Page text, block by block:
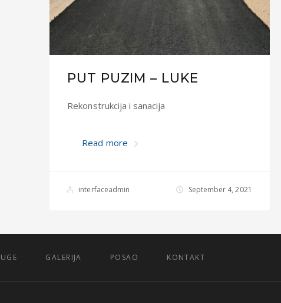
PUT PUZIM – LUKE
Rekonstrukcija i sanacija
Read more
interfaceadmin September 4, 2021
GALERIJA POSAO KONTAKT